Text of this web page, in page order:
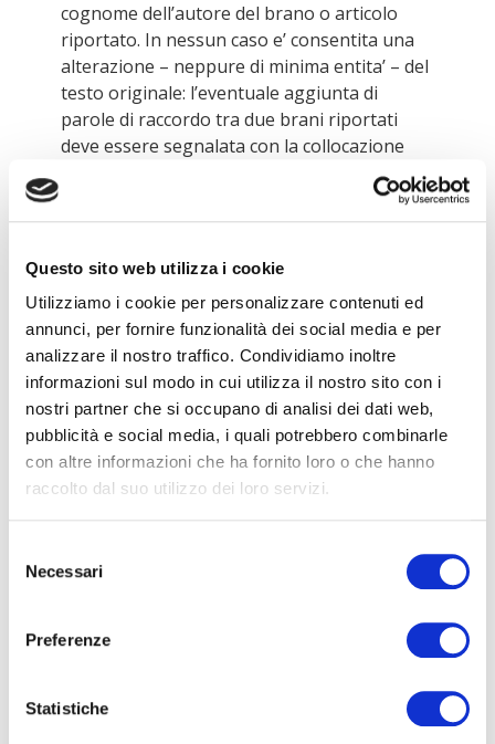
Questo sito web utilizza i cookie
Utilizziamo i cookie per personalizzare contenuti ed
annunci, per fornire funzionalità dei social media e per
analizzare il nostro traffico. Condividiamo inoltre
informazioni sul modo in cui utilizza il nostro sito con i
nostri partner che si occupano di analisi dei dati web,
pubblicità e social media, i quali potrebbero combinarle
con altre informazioni che ha fornito loro o che hanno
raccolto dal suo utilizzo dei loro servizi.
delNecessari
Preferenze
Statistiche
cognome dell’autore del brano o articolo
riportato. In nessun caso e’ consentita una
alterazione – neppure di minima entita’ – del
testo originale: l’eventuale aggiunta di
parole di raccordo tra due brani riportati
deve essere segnalata con la collocazione
delle parole stesse tra parentesi quadre. Ove
i materiali, dati o informazioni siano utilizzati
in forma digitale, la citazione della fonte
consentire un collegamento ipertestuale
(link) alla home page
www.nedcommunity.com o alla pagina dalla
quale i materiali, dati o informazioni sono
tratti.
In ogni caso, dell’avvenuta riproduzione, in
forma analogica o digitale, dei materiali tratti
da www.nedcommunity.com dovrà essere
allegando, laddove possibile, copia
elettronica dell’articolo in cui i materiali sono
Alcuni materiali, dati e informazioni sono